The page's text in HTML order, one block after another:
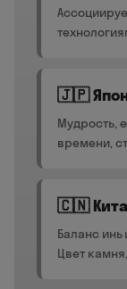
🇯🇵
Мудрость,
времени,
🇨🇳
Баланс
Цвет